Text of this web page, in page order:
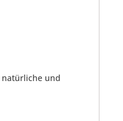
natürliche und